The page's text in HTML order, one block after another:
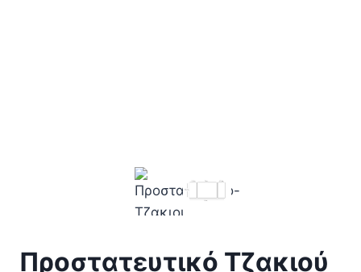
Προστατευτικό Τζακιού